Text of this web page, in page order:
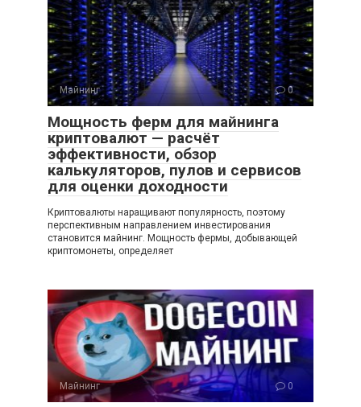
Майнинг 0
Мощность ферм для майнинга
криптовалют — расчёт
эффективности, обзор
калькуляторов, пулов и сервисов
для оценки доходности
Криптовалюты наращивают популярность, поэтому
перспективным направлением инвестирования
становится майнинг. Мощность фермы, добывающей
криптомонеты, определяет
Майнинг 0